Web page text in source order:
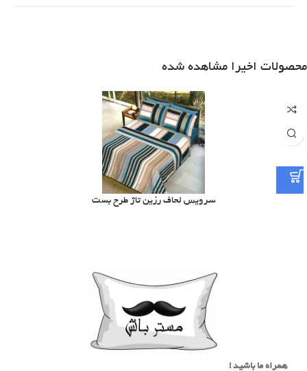
محصولات اخیرا مشاهده شده
سرویس لحاف رزین تاژ طرح بست
همراه ما باشید !